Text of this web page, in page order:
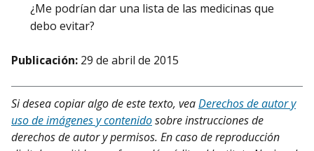
¿Me podrían dar una lista de las medicinas que
debo evitar?
Publicación: 29 de abril de 2015
Si desea copiar algo de este texto, veaDerechos de autor y
uso de imágenes y contenidosobre instrucciones de
derechos de autor y permisos. En caso de reproducción